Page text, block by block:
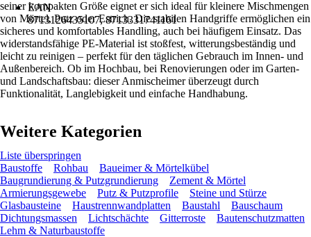
EAN
8713126435107, 8713331741161
seiner kompakten Größe eignet er sich ideal für kleinere Mischmengen
von Mörtel, Putz oder Estrich. Die stabilen Handgriffe ermöglichen ein
sicheres und komfortables Handling, auch bei häufigem Einsatz. Das
widerstandsfähige PE-Material ist stoßfest, witterungsbeständig und
leicht zu reinigen – perfekt für den täglichen Gebrauch im Innen- und
Außenbereich. Ob im Hochbau, bei Renovierungen oder im Garten-
und Landschaftsbau: dieser Anmischeimer überzeugt durch
Funktionalität, Langlebigkeit und einfache Handhabung.
Weitere Kategorien
Liste überspringen
Baustoffe
Rohbau
Baueimer & Mörtelkübel
Baugrundierung & Putzgrundierung
Zement & Mörtel
Armierungsgewebe
Putz & Putzprofile
Steine und Stürze
Glasbausteine
Haustrennwandplatten Baustahl
Bauschaum
Dichtungsmassen
Lichtschächte Gitterroste
Bautenschutzmatten
Lehm & Naturbaustoffe